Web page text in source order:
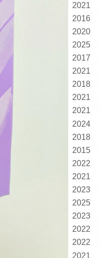
2021
2016
2020
2025
2017
2021
2018
2021
2021
2024
2018
2015
2022
2021
2023
2025
2023
2022
2022
2021